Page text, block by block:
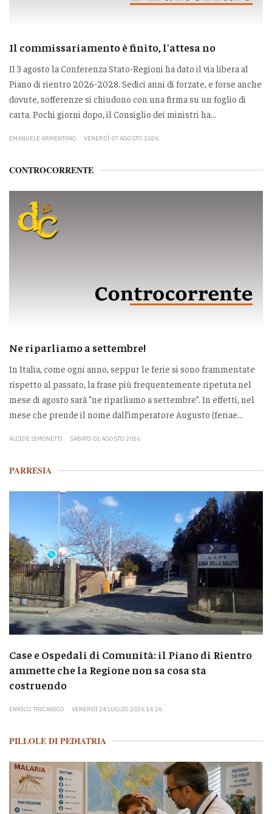
Il commissariamento è finito, l'attesa no
Il 3 agosto la Conferenza Stato-Regioni ha dato il via libera al
Piano di rientro 2026-2028. Sedici anni di forzate, e forse anche
dovute, sofferenze si chiudono con una firma su un foglio di
carta. Pochi giorni dopo, il Consiglio dei ministri ha...
EMANUELE ARMENTANO VENERDÌ 07 AGOSTO 2026
CONTROCORRENTE
Ne riparliamo a settembre!
In Italia, come ogni anno, seppur le ferie si sono frammentate
rispetto al passato, la frase più frequentemente ripetuta nel
mese di agosto sarà “ne riparliamo a settembre”. In effetti, nel
mese che prende il nome dall’imperatore Augusto (feriae...
ALCIDE SIMONETTI SABATO 01 AGOSTO 2026
PARRESIA
Case e Ospedali di Comunità: il Piano di Rientro
ammette che la Regione non sa cosa sta
costruendo
ENRICO TRICANICO VENERDÌ 24 LUGLIO 2026 14:26
PILLOLE DI PEDIATRIA